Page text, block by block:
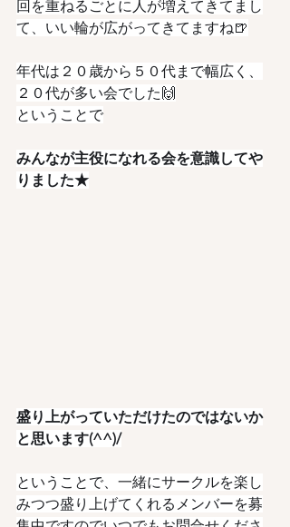
回を重ねるごとに人が増えてきてまし
て、いい輪が広がってきてますね🍺
年代は２０歳から５０代まで幅広く、
２０代が多い会でした🙌
ということで
みんなが主役になれる会を意識してや
りました★
盛り上がっていただけたのではないか
と思います(^^)/
ということで、一緒にサークルを楽し
みつつ盛り上げてくれるメンバーを募